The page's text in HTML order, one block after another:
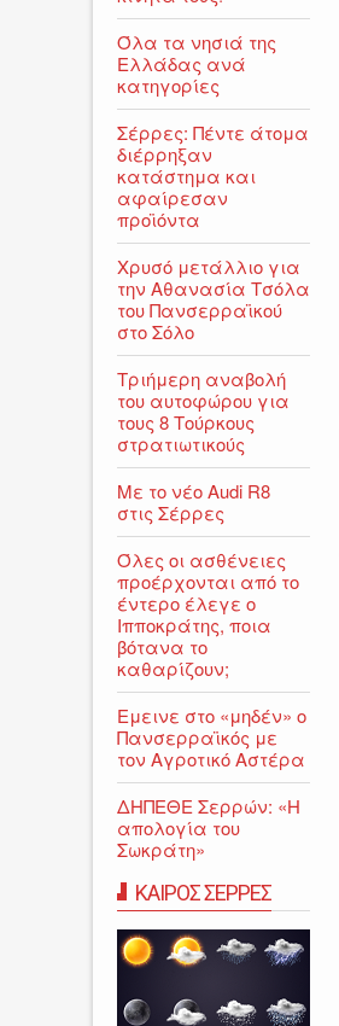
Όλα τα νησιά της
Ελλάδας ανά
κατηγορίες
Σέρρες: Πέντε άτομα
διέρρηξαν
κατάστημα και
αφαίρεσαν
προϊόντα
Χρυσό μετάλλιο για
την Αθανασία Τσόλα
του Πανσερραϊκού
στο Σόλο
Τριήμερη αναβολή
του αυτοφώρου για
τους 8 Τούρκους
στρατιωτικούς
Με το νέο Audi R8
στις Σέρρες
Όλες οι ασθένειες
προέρχονται από το
έντερο έλεγε ο
Ιπποκράτης, ποια
βότανα το
καθαρίζουν;
Εμεινε στο «μηδέν» o
Πανσερραϊκός με
τον Αγροτικό Αστέρα
ΔΗΠΕΘΕ Σερρών: «Η
απολογία του
Σωκράτη»
ΚΑΙΡΟΣ ΣΕΡΡΕΣ